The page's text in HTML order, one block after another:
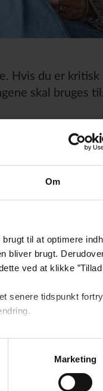
Om
til at optimere
bliver brugt.
ved at klikke ”Tillad
senere tidspunkt
Marketing
Hvis du er kritisk
skal bruges til.
udfordringer i